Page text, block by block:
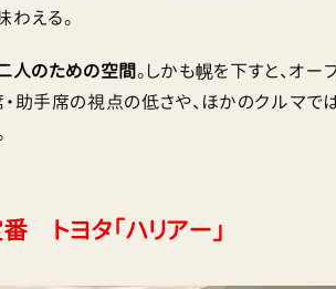
わえる。
人のための空間。しかも幌を下すと、オ
助手席の視点の低さや、ほかのクルマで
トヨタ「ハリアー」